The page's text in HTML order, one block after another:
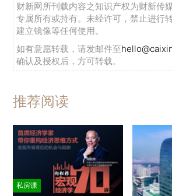
财新网所刊载内容之知识产权为财新传
专属所有或持有。未经许可，禁止进行
建立镜像等任何使用。
如有意愿转载，请发邮件至
确认及授权后，方可转载。
推荐阅读
私房课